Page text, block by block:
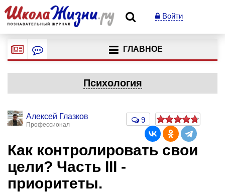
Войти
ГЛАВНОЕ
Психология
Алексей Глазков
Профессионал
9
Как контролировать свои
цели? Часть III -
приоритеты.